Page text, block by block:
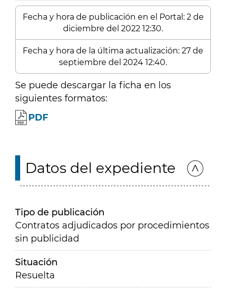
Fecha y hora de publicación en el Portal: 2 de
diciembre del 2022 12:30.
Fecha y hora de la última actualización: 27 de
septiembre del 2024 12:40.
Se puede descargar la ficha en los
siguientes formatos:
PDF
Datos del expediente
Tipo de publicación
Contratos adjudicados por procedimientos
sin publicidad
Situación
Resuelta